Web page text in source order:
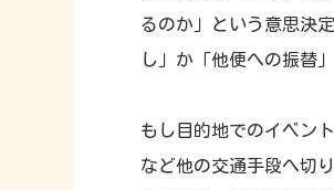
るのか」という意思決
し」か「他便への振替
もし目的地でのイベン
など他の交通手段へ切